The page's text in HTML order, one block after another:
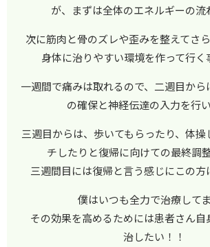
が、まずは全体のエネルギーの流
次に筋肉と骨のズレや歪みを整えてさ
身体に治りやすい環境を作って行く
一週間で痛みは取れるので、二週目か
の確保と神経伝達の入力を行い
三週目からは、歩いてもらったり、体操
チしたりと復帰に向けての最終調整
三週間目には復帰と言う感じにこの方
僕はいつも全力で治療してま
その効果を高めるためには患者さん自
治したい！！